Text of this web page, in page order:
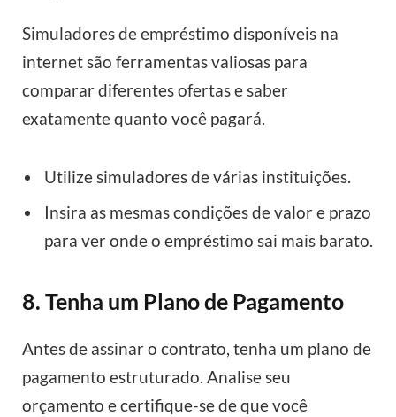
Simuladores de empréstimo disponíveis na
internet são ferramentas valiosas para
comparar diferentes ofertas e saber
exatamente quanto você pagará.
Utilize simuladores de várias instituições.
Insira as mesmas condições de valor e prazo
para ver onde o empréstimo sai mais barato.
8. Tenha um Plano de Pagamento
Antes de assinar o contrato, tenha um plano de
pagamento estruturado. Analise seu
orçamento e certifique-se de que você